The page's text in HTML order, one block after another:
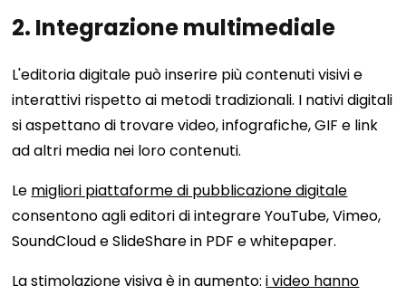
2. Integrazione multimediale
L'editoria digitale può inserire più contenuti visivi e
interattivi rispetto ai metodi tradizionali. I nativi digitali
si aspettano di trovare video, infografiche, GIF e link
ad altri media nei loro contenuti.
Le migliori piattaforme di pubblicazione digitale
consentono agli editori di integrare YouTube, Vimeo,
SoundCloud e SlideShare in PDF e whitepaper.
La stimolazione visiva è in aumento:i video hanno